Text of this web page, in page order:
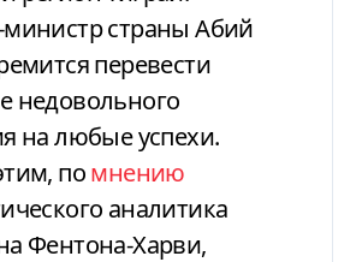
страны Абий
перевести
недовольного
на любые успехи.
помнению
аналитика
Фентона-Харви,